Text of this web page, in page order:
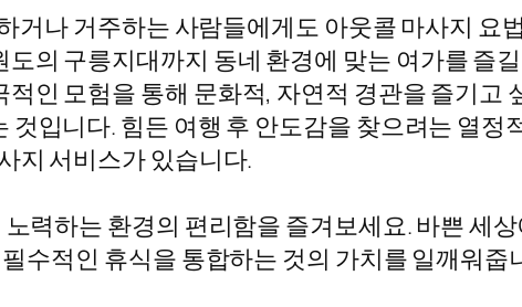
거나 거주하는 사람들에게도 아웃콜 마사지 요
의 구릉지대까지 동네 환경에 맞는 여가를 즐
인 모험을 통해 문화적, 자연적 경관을 즐기고
입니다. 힘든 여행 후 안도감을 찾으려는 열정
지 서비스가 있습니다.
력하는 환경의 편리함을 즐겨보세요. 바쁜 세
수적인 휴식을 통합하는 것의 가치를 일깨워줍